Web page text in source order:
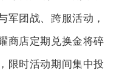
军团战、跨服活动，
商店定期兑换金将碎
限时活动期间集中投